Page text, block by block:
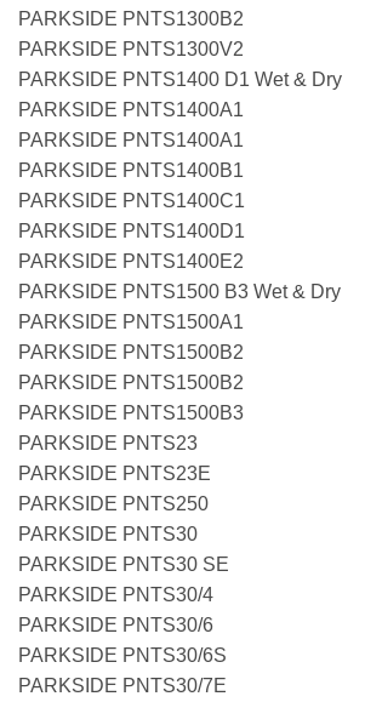
PARKSIDE PNTS1300B2
PARKSIDE PNTS1300V2
PARKSIDE PNTS1400 D1 Wet & Dry
PARKSIDE PNTS1400A1
PARKSIDE PNTS1400A1
PARKSIDE PNTS1400B1
PARKSIDE PNTS1400C1
PARKSIDE PNTS1400D1
PARKSIDE PNTS1400E2
PARKSIDE PNTS1500 B3 Wet & Dry
PARKSIDE PNTS1500A1
PARKSIDE PNTS1500B2
PARKSIDE PNTS1500B2
PARKSIDE PNTS1500B3
PARKSIDE PNTS23
PARKSIDE PNTS23E
PARKSIDE PNTS250
PARKSIDE PNTS30
PARKSIDE PNTS30 SE
PARKSIDE PNTS30/4
PARKSIDE PNTS30/6
PARKSIDE PNTS30/6S
PARKSIDE PNTS30/7E